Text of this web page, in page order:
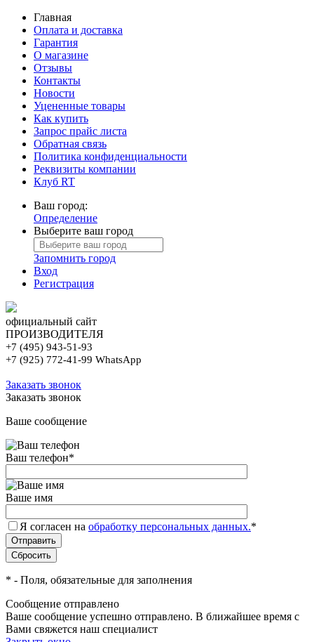
Главная
Оплата и доставка
Гарантия
О магазине
Отзывы
Контакты
Новости
Уцененные товары
Как купить
Запрос прайс листа
Обратная связь
Политика конфиденциальности
Реквизиты компании
Клуб RT
Ваш город:
Определение
Выберите ваш город
Запомнить город
Вход
Регистрация
официальный сайт
ПРОИЗВОДИТЕЛЯ
+7 (495) 943-51-93
+7 (925) 772-41-99 WhatsApp
Заказать звонок
Заказать звонок
Ваше сообщение
Ваш телефон*
Ваше имя
Я согласен на обработку персональных данных.*
* - Поля, обязательные для заполнения
Сообщение отправлено
Ваше сообщение успешно отправлено. В ближайшее время с
Вами свяжется наш специалист